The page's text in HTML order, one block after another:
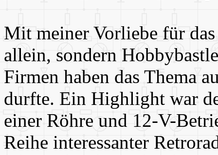
Mit meiner Vorliebe für
allein, sondern
Firmen haben das Thema
durfte. Ein Highlight war
einer Röhre und 12-V-
Reihe interessanter